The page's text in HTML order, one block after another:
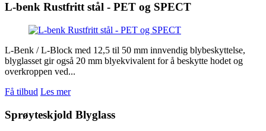
L-benk Rustfritt stål - PET og SPECT
L-Benk / L-Block med 12,5 til 50 mm innvendig blybeskyttelse,
blyglasset gir også 20 mm blyekvivalent for å beskytte hodet og
overkroppen ved...
Få tilbud Les mer
Sprøyteskjold Blyglass